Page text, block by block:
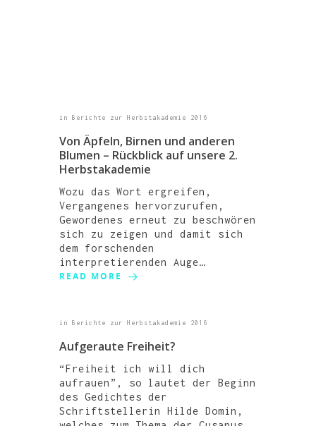
in Berichte zur Herbstakademie 2016
Von Äpfeln, Birnen und anderen
Blumen – Rückblick auf unsere 2.
Herbstakademie
Wozu das Wort ergreifen,
Vergangenes hervorzurufen,
Gewordenes erneut zu beschwören
sich zu zeigen und damit sich
dem forschenden
interpretierenden Auge…
READ MORE
in Berichte zur Herbstakademie 2016
Aufgeraute Freiheit?
“Freiheit ich will dich
aufrauen”, so lautet der Beginn
des Gedichtes der
Schriftstellerin Hilde Domin,
WIR
VEREIN
REGION
STIPENDIENMODELL
TRANSFORMATION
DER DEMOKRATIE